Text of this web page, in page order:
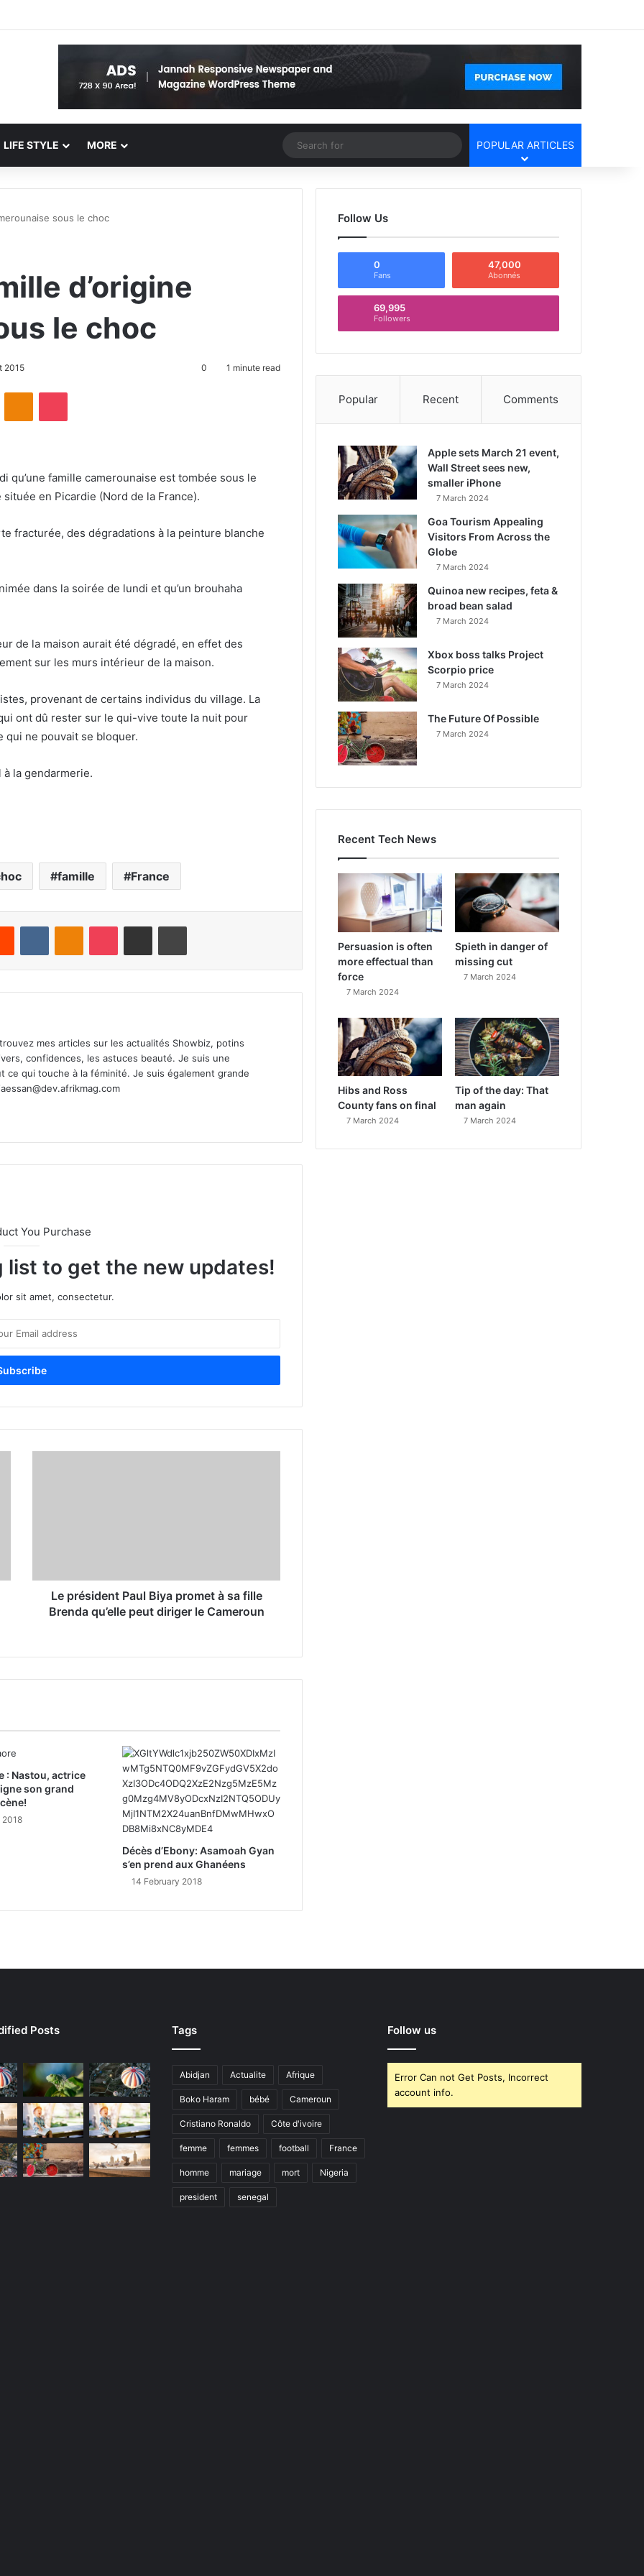
LIFE STYLE MORE Random Article
Search
for
POPULAR ARTICLES
sous le choc
d’origine
le choc
2015 0 1 minute read
qu’une famille camerounaise est tombée sous le
en Picardie (Nord de la France).
fracturée, des dégradations à la peinture blanche
dans la soirée de lundi et qu’un brouhaha
de la maison aurait été dégradé, en effet des
sur les murs intérieur de la maison.
provenant de certains individus du village. La
ont dû rester sur le qui-vive toute la nuit pour
ne pouvait se bloquer.
la gendarmerie.
famille France
mes articles sur les actualités Showbiz, potins
confidences, les astuces beauté. Je suis une
ce qui touche à la féminité. Je suis également grande
You Purchase
list to get the new updates!
sit amet, consectetur.
Le président Paul Biya promet à sa fille
Brenda qu’elle peut diriger le Cameroun
: Nastou, actrice
son grand
2018
Décès d’Ebony: Asamoah Gyan
s’en prend aux Ghanéens
14 February 2018
Follow Us
0
Fans
47,000
Abonnés
69,995
Followers
Popular Recent Comments
Apple sets March 21 event,
Wall Street sees new,
smaller iPhone
7 March 2024
Goa Tourism Appealing
Visitors From Across the
Globe
7 March 2024
Quinoa new recipes, feta &
broad bean salad
7 March 2024
Xbox boss talks Project
Scorpio price
7 March 2024
The Future Of Possible
7 March 2024
Recent Tech News
Persuasion is often
more effectual than
force
7 March 2024
Spieth in danger of
missing cut
7 March 2024
Hibs and Ross
County fans on final
7 March 2024
Tip of the day: That
man again
7 March 2024
Posts Tags
Abidjan Actualite Afrique
Boko Haram bébé Cameroun
Cristiano Ronaldo Côte d'ivoire
femme femmes football France
homme mariage mort Nigeria
president senegal
Follow us
Error Can not Get Posts, Incorrect
account info.